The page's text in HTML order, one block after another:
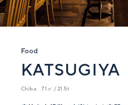
Food
KATSUGIYA
Chiba 71㎡ / 21.5t